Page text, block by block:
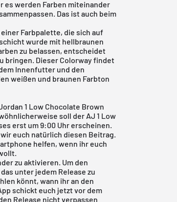
es werden Farben miteinander
Das ist auch beim
einer Farbpalette, die sich auf
wurde mit hellbraunen
zu belassen, entscheidet
bringen. Dieser Colorway findet
Innenfutter und den
weißen und braunen Farbton
1 Low Chocolate Brown
soll der AJ 1 Low
erst um 9:00 Uhr erscheinen.
euch natürlich diesen Beitrag.
helfen, wenn ihr euch
zu aktivieren. Um den
unter jedem Release zu
könnt, wann ihr an den
schickt euch jetzt vor dem
Release nicht verpassen